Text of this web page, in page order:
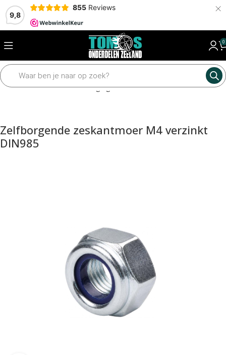
9,8
855 Reviews ×
0
Home Framedelen Bevestiging materiaal Moeren
Zelfborgende zeskantmoer M4 verzinkt
DIN985